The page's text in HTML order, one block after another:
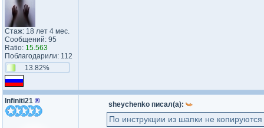
Стаж: 18 лет 4 мес.
Сообщений: 95
Ratio: 15.563
Поблагодарили: 112
13.82%
Infiniti21 ® sheychenko писал(а):
По инструкции из шапки не